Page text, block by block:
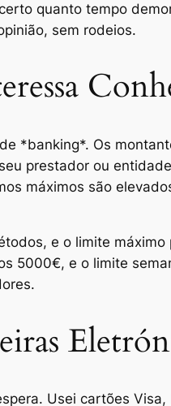
quanto tempo
sem rodeios.
*banking*. Os
prestador ou
máximos são
e o limite
5000€, e o limite
Usei cartões Visa,